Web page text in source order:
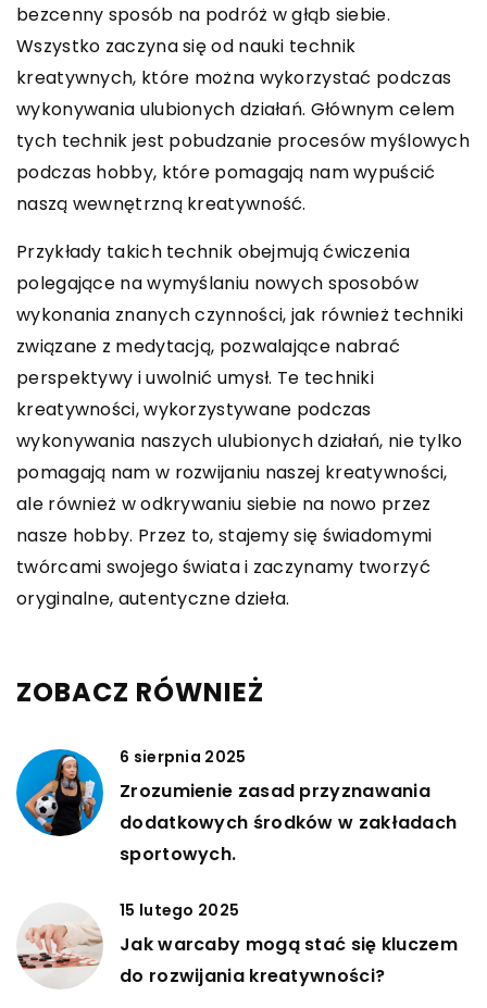
bezcenny sposób na podróż w głąb siebie.
Wszystko zaczyna się od nauki technik
kreatywnych, które można wykorzystać podczas
wykonywania ulubionych działań. Głównym celem
tych technik jest pobudzanie procesów myślowych
podczas hobby, które pomagają nam wypuścić
naszą wewnętrzną kreatywność.
Przykłady takich technik obejmują ćwiczenia
polegające na wymyślaniu nowych sposobów
wykonania znanych czynności, jak również techniki
związane z medytacją, pozwalające nabrać
perspektywy i uwolnić umysł. Te techniki
kreatywności, wykorzystywane podczas
wykonywania naszych ulubionych działań, nie tylko
pomagają nam w rozwijaniu naszej kreatywności,
ale również w odkrywaniu siebie na nowo przez
nasze hobby. Przez to, stajemy się świadomymi
twórcami swojego świata i zaczynamy tworzyć
oryginalne, autentyczne dzieła.
ZOBACZ RÓWNIEŻ
6 sierpnia 2025
Zrozumienie zasad przyznawania
dodatkowych środków w zakładach
sportowych.
15 lutego 2025
Jak warcaby mogą stać się kluczem
do rozwijania kreatywności?